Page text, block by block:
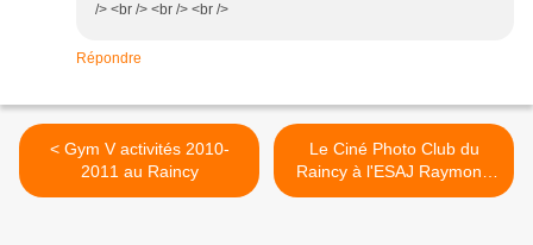
/> <br /> <br /> <br />
Répondre
< Gym V activités 2010-
2011 au Raincy
Le Ciné Photo Club du
Raincy à l'ESAJ Raymond
Mège >